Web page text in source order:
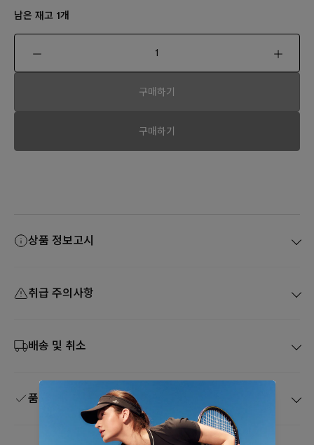
상품 정보고시
취급 주의사항
배송 및 취소
품질보증 및 A/S
남은 재고 1개
구매하기
구매하기